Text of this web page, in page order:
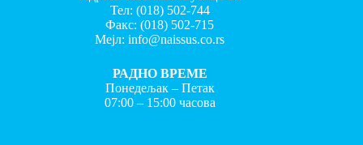
Тел: (018) 502-744
Факс:(018) 502-715
Мејл:info@naissus.co.rs
РАДНО ВРЕМЕ
Понедељак – Петак
07:00 – 15:00 часова